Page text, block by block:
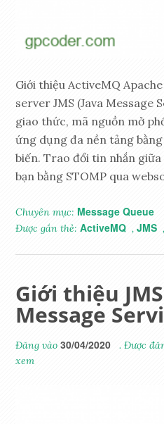
Giới thiệu ActiveMQ
server JMS (Java Message
giao thức, mã nguồn mở
ứng dụng đa nền tảng
biến. Trao đổi tin nhắn
bạn bằng STOMP qua
Chuyên mục: Message Queue
Được gắn thẻ:ActiveMQ ,JMS ,
Giới thiệu
Message
Đăng vào30/04/2020 . Được
xem